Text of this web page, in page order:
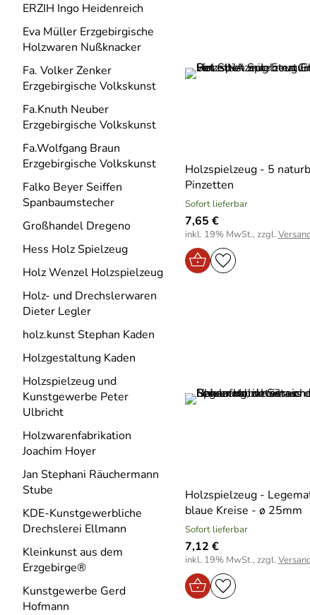
ERZIH Ingo Heidenreich
Eva Müller Erzgebirgische
Holzwaren Nußknacker
Fa. Volker Zenker
Erzgebirgische Volkskunst
Fa.Knuth Neuber
Erzgebirgische Volkskunst
Fa.Wolfgang Braun
Erzgebirgische Volkskunst
Falko Beyer Seiffen
Spanbaumstecher
Großhandel Dregeno
Hess Holz Spielzeug
Holz Wenzel Holzspielzeug
Holz- und Drechslerwaren
Dieter Legler
holz.kunst Stephan Kaden
Holzgestaltung Kaden
Holzspielzeug und
Kunstgewerbe Peter
Ulbricht
Holzwarenfabrikation
Joachim Hoyer
Jan Stephani Räuchermann
Stube
KDE-Kunstgewerbliche
Drechslerei Ellmann
Kleinkunst aus dem
Erzgebirge®
Kunstgewerbe Gerd
Hofmann
Holzspielzeug - 5
Pinzetten
Sofort lieferbar
7,65 €
inkl. 19% MwSt., zzgl.
Holzspielzeug -
blaue Kreise - ø 25mm
Sofort lieferbar
7,12 €
inkl. 19% MwSt., zzgl.